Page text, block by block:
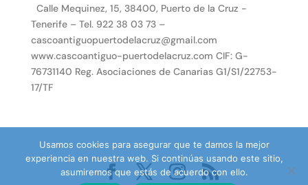
Calle Mequinez, 15, 38400, Puerto de la Cruz -
Tenerife – Tel. 922 38 03 73 –
cascoantiguopuertodelacruz@gmail.com
www.cascoantiguo-puertodelacruz.com CIF: G-
76731140 Reg. Asociaciones de Canarias G1/S1/22753-
17/TF
Usamos cookies para asegurar que te damos la mejor
experiencia en nuestra web. Si continúas usando este sitio,
asumiremos que estás de acuerdo con ello.